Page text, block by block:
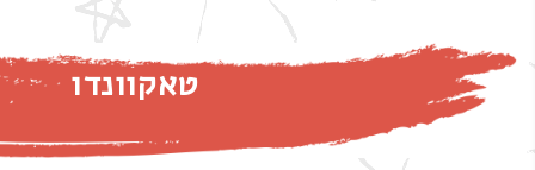
טאקוונדו